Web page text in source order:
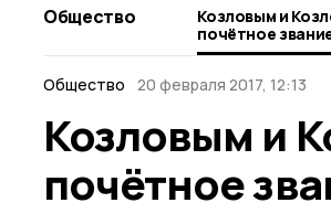
Общество
Козловым и
почётное
Общество
20 февраля 2017, 12:13
Козловым и
почётное